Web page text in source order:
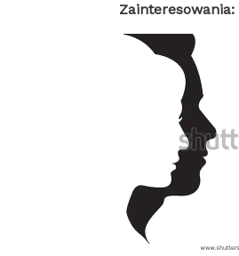
Zainteresowania: